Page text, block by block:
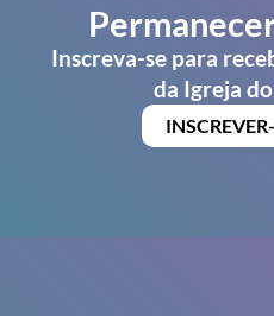
Inscreva-se para
da Igreja